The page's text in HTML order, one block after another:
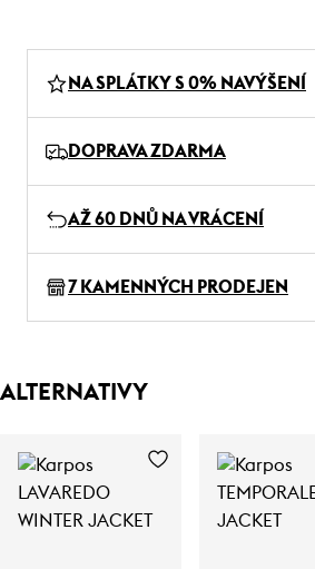
NA SPLÁTKY S 0% NAVÝŠENÍ
DOPRAVA ZDARMA
AŽ 60 DNŮ NA VRÁCENÍ
7 KAMENNÝCH PRODEJEN
ALTERNATIVY